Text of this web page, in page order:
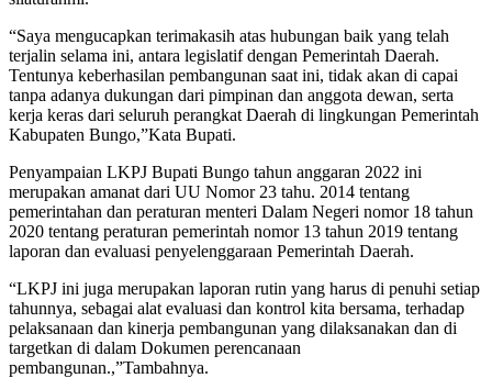
“Saya mengucapkan terimakasih atas hubungan baik yang telah
terjalin selama ini, antara legislatif dengan Pemerintah Daerah.
Tentunya keberhasilan pembangunan saat ini, tidak akan di capai
tanpa adanya dukungan dari pimpinan dan anggota dewan, serta
kerja keras dari seluruh perangkat Daerah di lingkungan Pemerintah
Kabupaten Bungo,”Kata Bupati.
Penyampaian LKPJ Bupati Bungo tahun anggaran 2022 ini
merupakan amanat dari UU Nomor 23 tahu. 2014 tentang
pemerintahan dan peraturan menteri Dalam Negeri nomor 18 tahun
2020 tentang peraturan pemerintah nomor 13 tahun 2019 tentang
laporan dan evaluasi penyelenggaraan Pemerintah Daerah.
“LKPJ ini juga merupakan laporan rutin yang harus di penuhi setiap
tahunnya, sebagai alat evaluasi dan kontrol kita bersama, terhadap
pelaksanaan dan kinerja pembangunan yang dilaksanakan dan di
targetkan di dalam Dokumen perencanaan
pembangunan.,”Tambahnya.